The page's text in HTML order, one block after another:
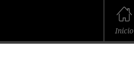
Inicio